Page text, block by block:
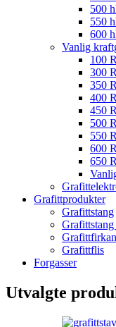
500
550
600
Vanlig
100
300
350
400
450
500
550
600
650
Grafittprodukter
Grafittstang
Grafittflis
Forgasser
Utvalgte